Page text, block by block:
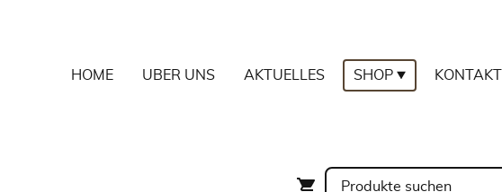
HOME ÜBER UNS AKTUELLES SHOP KONTAKT